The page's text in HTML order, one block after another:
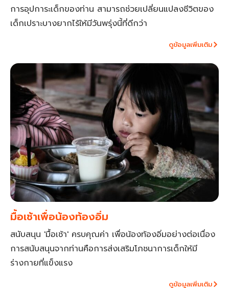
การอุปการะเด็กของท่าน สามารถช่วยเปลี่ยนแปลงชีวิตของ
เด็กเปราะบางยากไร้ให้มีวันพรุ่งนี้ที่ดีกว่า
ดูข้อมูลเพิ่มเติม
มื้อเช้าเพื่อน้องท้องอิ่ม
สนับสนุน 'มื้อเช้า' ครบคุณค่า เพื่อน้องท้องอิ่มอย่างต่อเนื่อง
การสนับสนุนจากท่านคือการส่งเสริมโภชนาการเด็กให้มี
ร่างกายที่แข็งแรง
ดูข้อมูลเพิ่มเติม